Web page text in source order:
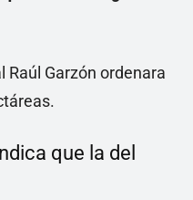
Raúl Garzón ordenara
que la del